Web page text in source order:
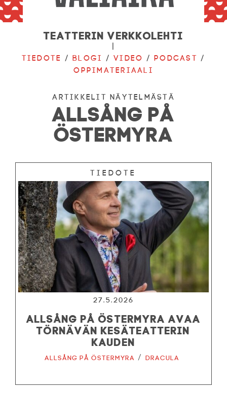
Teatterin verkkolehti
|
Tiedote /Blogi /Video /Podcast /
Oppimateriaali
ARTIKKELIT NÄYTELMÄSTÄ
ALLSÅNG PÅ
ÖSTERMYRA
Tiedote
27.5.2026
Allsång på Östermyra avaa
Törnävän kesäteatterin
kauden
Allsång på Östermyra / Dracula